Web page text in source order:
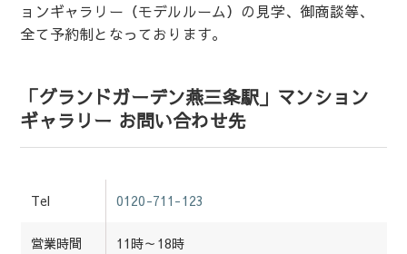
ョンギャラリー（モデルルーム）の見学、御商談等、
全て予約制となっております。
「グランドガーデン燕三条駅」マンション
ギャラリー お問い合わせ先
Tel 0120-711-123
営業時間 11時～18時